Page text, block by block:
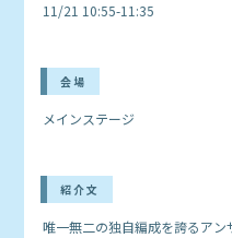
11/21 10:55-11:35
会場
メインステージ
紹介文
唯一無二の独自編成を誇るア